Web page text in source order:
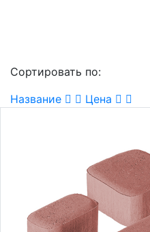
Сортировать по:
Название
Цена